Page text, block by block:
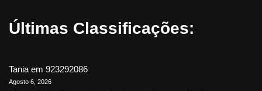
Últimas Classificações:
Taniaem 923292086
Agosto 6, 2026